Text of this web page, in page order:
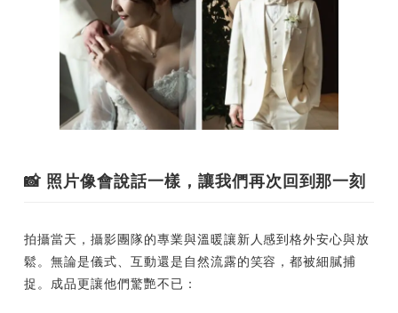
📸 照片像會說話一樣，讓我們再次回到那一刻
拍攝當天，攝影團隊的專業與溫暖讓新人感到格外安心與放
鬆。無論是儀式、互動還是自然流露的笑容，都被細膩捕
捉。成品更讓他們驚艷不已：